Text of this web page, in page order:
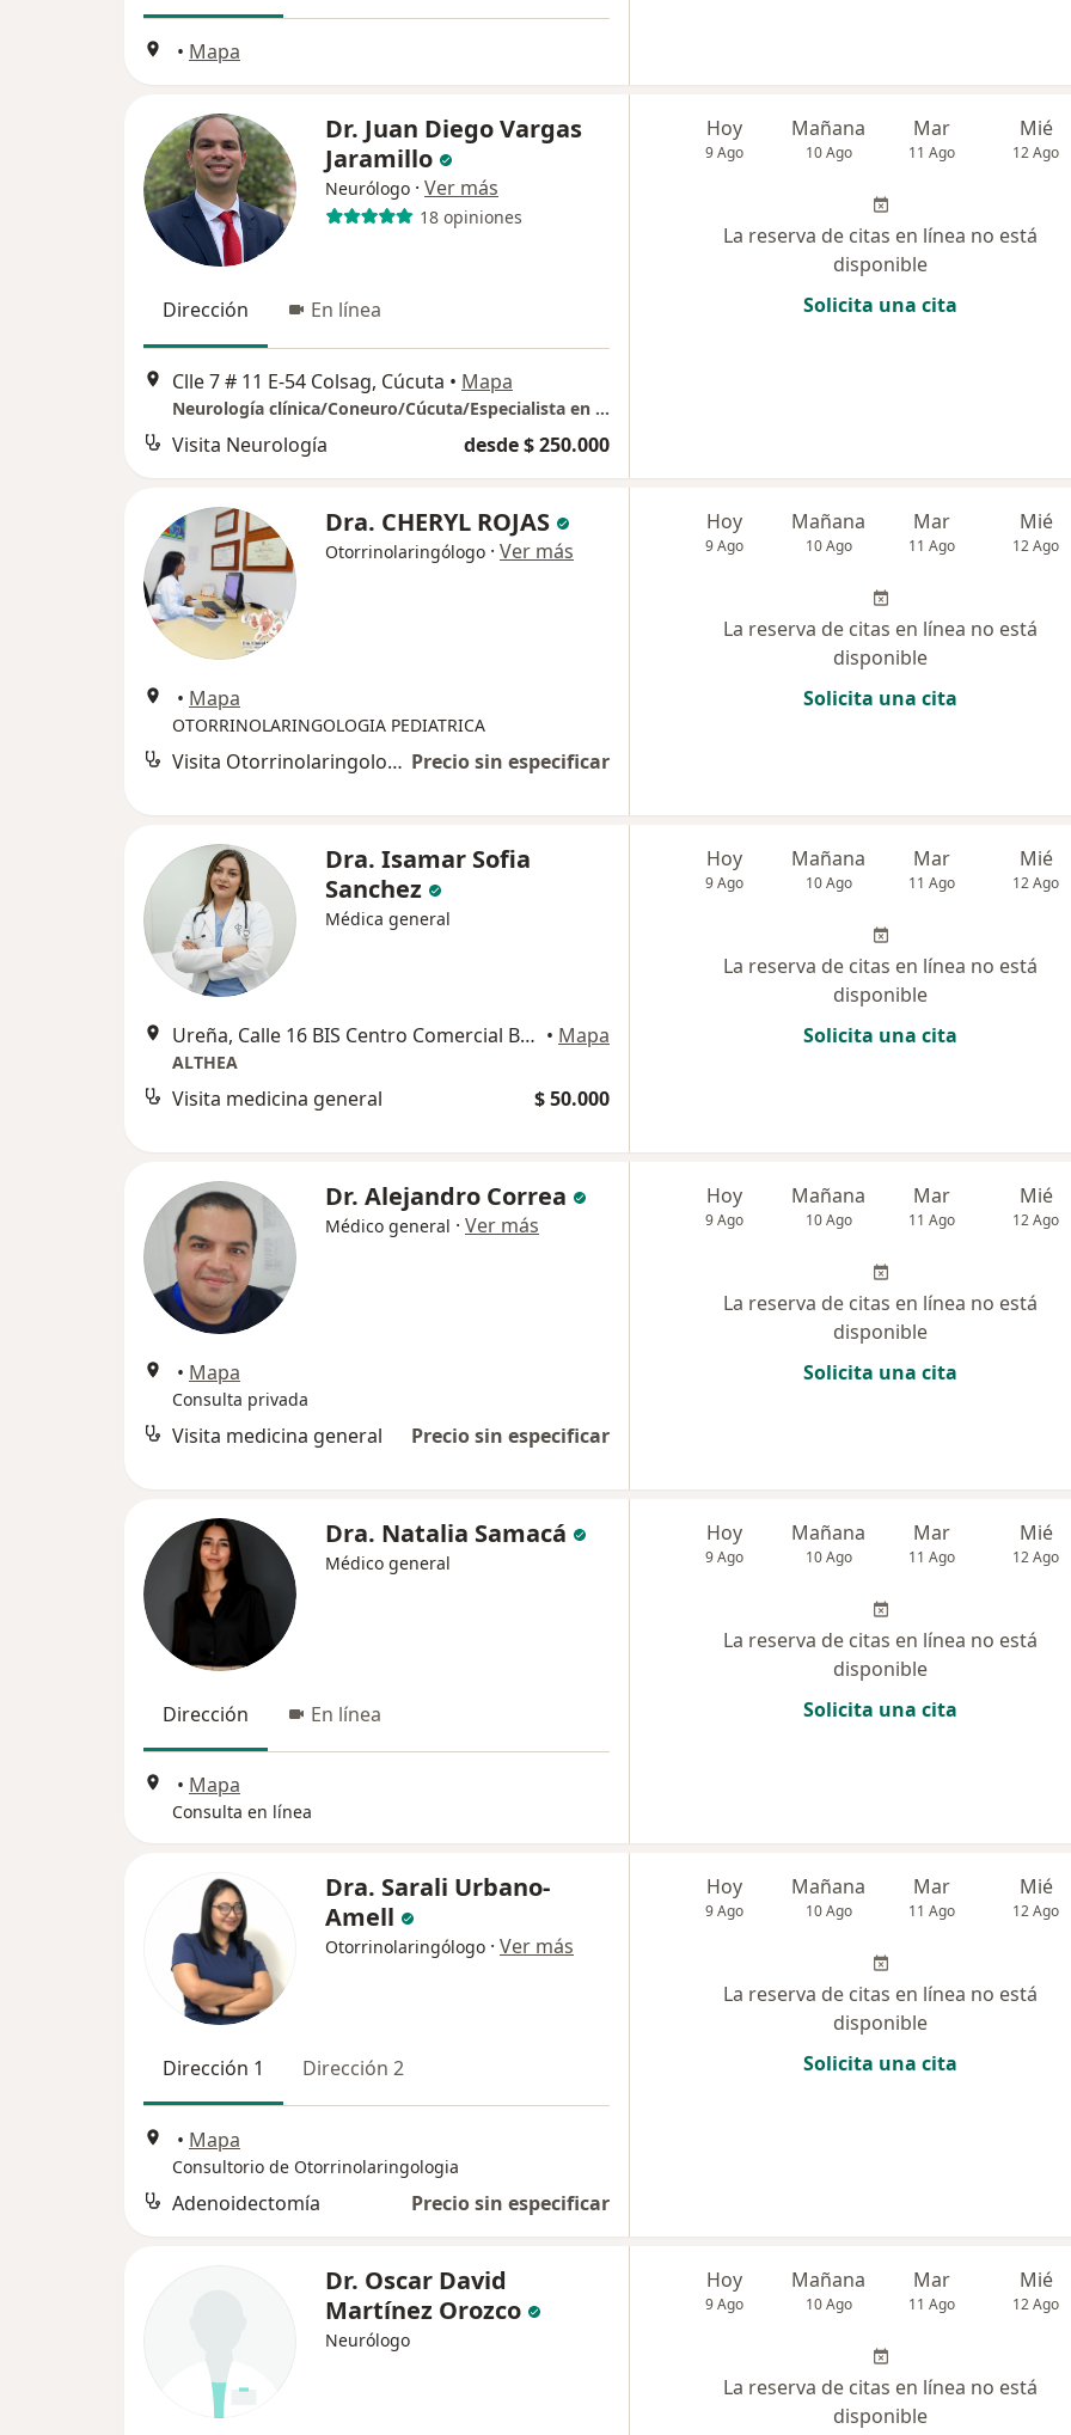
• Mapa
Dr. Juan Diego Vargas
Jaramillo
Neurólogo · Ver más
18 opiniones
Dirección En línea
Clle 7 # 11 E-54 Colsag, Cúcuta • Mapa
Neurología clínica/Coneuro/Cúcuta/Especialista en trastornos del movimiento y enfermedad de Parkinson
Visita Neurología desde $ 250.000
Hoy
9 Ago
Mañana
10 Ago
Mar
11 Ago
Mié
12 Ago
La reserva de citas en línea no está
disponible
Solicita una cita
Dra. CHERYL ROJAS
Otorrinolaringólogo · Ver más
• Mapa
OTORRINOLARINGOLOGIA PEDIATRICA
Visita Otorrinolaringología Precio sin especificar
Hoy
9 Ago
Mañana
10 Ago
Mar
11 Ago
Mié
12 Ago
La reserva de citas en línea no está
disponible
Solicita una cita
Dra. Isamar Sofia
Sanchez
Médica general
Ureña, Calle 16 BIS Centro Comercial Bolivar Local Rojo segundo piso, Cúcuta • Mapa
ALTHEA
Visita medicina general $ 50.000
Hoy
9 Ago
Mañana
10 Ago
Mar
11 Ago
Mié
12 Ago
La reserva de citas en línea no está
disponible
Solicita una cita
Dr. Alejandro Correa
Médico general · Ver más
• Mapa
Consulta privada
Visita medicina general Precio sin especificar
Hoy
9 Ago
Mañana
10 Ago
Mar
11 Ago
Mié
12 Ago
La reserva de citas en línea no está
disponible
Solicita una cita
Dra. Natalia Samacá
Médico general
Dirección En línea
• Mapa
Consulta en línea
Hoy
9 Ago
Mañana
10 Ago
Mar
11 Ago
Mié
12 Ago
La reserva de citas en línea no está
disponible
Solicita una cita
Dra. Sarali Urbano-
Amell
Otorrinolaringólogo · Ver más
Dirección 1 Dirección 2
• Mapa
Consultorio de Otorrinolaringologia
Adenoidectomía Precio sin especificar
Hoy
9 Ago
Mañana
10 Ago
Mar
11 Ago
Mié
12 Ago
La reserva de citas en línea no está
disponible
Solicita una cita
Dr. Oscar David
Martínez Orozco
Neurólogo
Hoy
9 Ago
Mañana
10 Ago
Mar
11 Ago
Mié
12 Ago
La reserva de citas en línea no está
disponible